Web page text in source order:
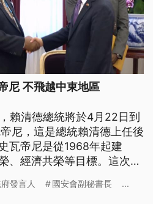
尼 不飛越中東地區
賴清德總統將於4月22日到
尼，這是總統賴清德上任後
瓦帝尼是從1968年起建
、經濟共榮等目標。這次出
發言人 國安會副秘書長 ...